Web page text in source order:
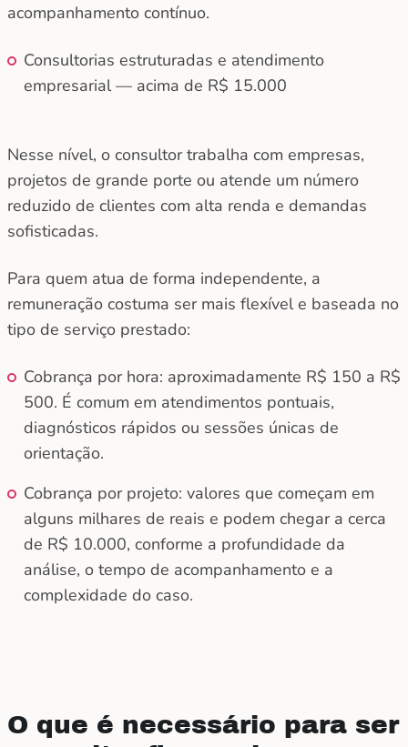
acompanhamento contínuo.
Consultorias estruturadas e atendimento
empresarial — acima de R$ 15.000
Nesse nível, o consultor trabalha com empresas,
projetos de grande porte ou atende um número
reduzido de clientes com alta renda e demandas
sofisticadas.
Para quem atua de forma independente, a
remuneração costuma ser mais flexível e baseada no
tipo de serviço prestado:
Cobrança por hora: aproximadamente R$ 150 a R$
500. É comum em atendimentos pontuais,
diagnósticos rápidos ou sessões únicas de
orientação.
Cobrança por projeto: valores que começam em
alguns milhares de reais e podem chegar a cerca
de R$ 10.000, conforme a profundidade da
análise, o tempo de acompanhamento e a
complexidade do caso.
O que é necessário para ser